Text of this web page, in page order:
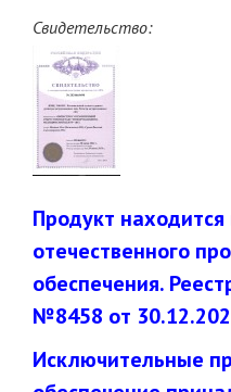
Свидетельство:
Продукт находится
отечественного
обеспечения.
№8458 от
Исключительные